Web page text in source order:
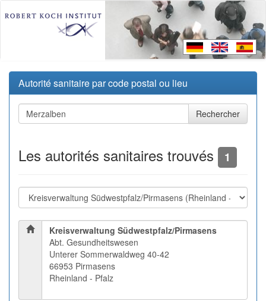
Autorité sanitaire par code postal ou lieu
Les autorités sanitaires trouvés 1
Kreisverwaltung Südwestpfalz/Pirmasens
Abt. Gesundheitswesen
Unterer Sommerwaldweg 40-42
66953 Pirmasens
Rheinland - Pfalz